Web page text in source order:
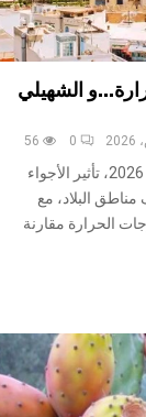
الشهيلي
0
56
يتواصل، اليوم الخميس 6 أوت 2026، تأثير الأجواء
البلاد، مع
الحرارة مقارنة